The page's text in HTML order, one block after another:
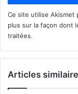
Ce site utilise Akismet
plus sur la façon dont
traitées.
Articles